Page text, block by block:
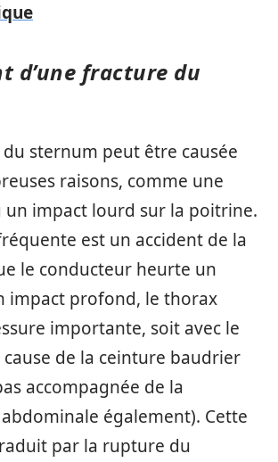
d’une fracture du
sternum peut être causée
raisons, comme une
un impact lourd sur la poitrine.
est un accident de la
le conducteur heurte un
impact profond, le thorax
importante, soit avec le
de la ceinture baudrier
accompagnée de la
également). Cette
par la rupture du